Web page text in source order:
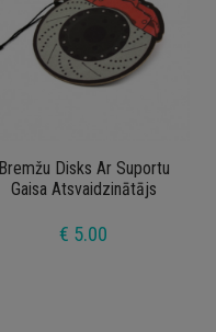
Bremžu Disks Ar Suportu
Gaisa Atsvaidzinātājs
€ 5.00